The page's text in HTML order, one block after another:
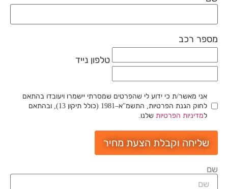
מספר רכב
טלפון נייד
אני מאשר/ת כי ידוע לי שהפרטים שמסרתי יישמרו ויעובדו בהתאם
לחוק הגנת הפרטיות, התשמ"א–1981 (כולל תיקון 13), ובהתאם
למדיניות הפרטיות שלנו.
שליחה וקבלת הצעת מחיר
שם